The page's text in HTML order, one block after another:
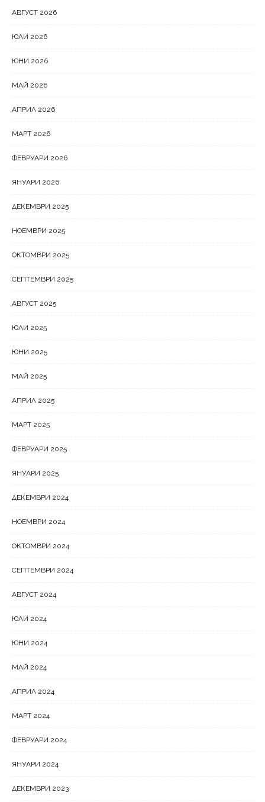
АВГУСТ 2026
ЮЛИ 2026
ЮНИ 2026
МАЙ 2026
АПРИЛ 2026
МАРТ 2026
ФЕВРУАРИ 2026
ЯНУАРИ 2026
ДЕКЕМВРИ 2025
НОЕМВРИ 2025
ОКТОМВРИ 2025
СЕПТЕМВРИ 2025
АВГУСТ 2025
ЮЛИ 2025
ЮНИ 2025
МАЙ 2025
АПРИЛ 2025
МАРТ 2025
ФЕВРУАРИ 2025
ЯНУАРИ 2025
ДЕКЕМВРИ 2024
НОЕМВРИ 2024
ОКТОМВРИ 2024
СЕПТЕМВРИ 2024
АВГУСТ 2024
ЮЛИ 2024
ЮНИ 2024
МАЙ 2024
АПРИЛ 2024
МАРТ 2024
ФЕВРУАРИ 2024
ЯНУАРИ 2024
ДЕКЕМВРИ 2023